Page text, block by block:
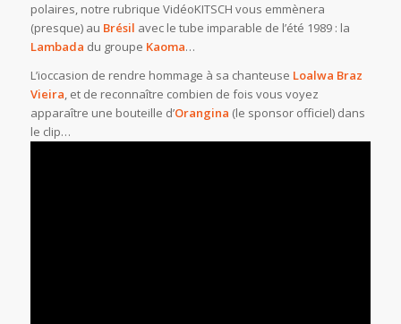
polaires, notre rubrique VidéoKITSCH vous emmènera
(presque) au Brésil avec le tube imparable de l’été 1989 : la
Lambada du groupe Kaoma…
L’ioccasion de rendre hommage à sa chanteuse Loalwa Braz
Vieira, et de reconnaître combien de fois vous voyez
apparaître une bouteille d’Orangina (le sponsor officiel) dans
le clip…